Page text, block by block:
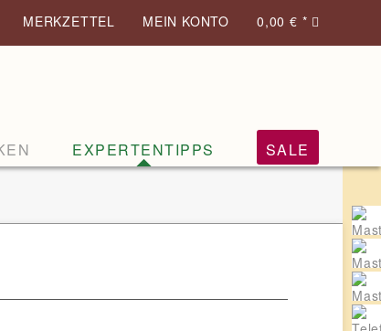
MERKZETTEL MEIN KONTO 0,00 € *
EXPERTENTIPPS SALE